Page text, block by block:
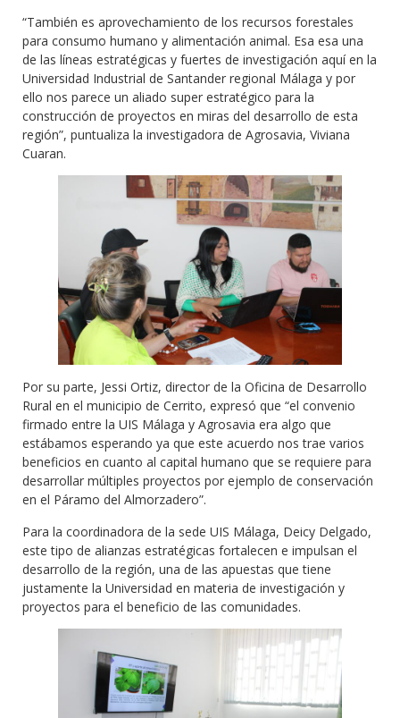
“También es aprovechamiento de los recursos forestales
para consumo humano y alimentación animal. Esa esa una
de las líneas estratégicas y fuertes de investigación aquí en la
Universidad Industrial de Santander regional Málaga y por
ello nos parece un aliado super estratégico para la
construcción de proyectos en miras del desarrollo de esta
región”, puntualiza la investigadora de Agrosavia, Viviana
Cuaran.
Por su parte, Jessi Ortiz, director de la Oficina de Desarrollo
Rural en el municipio de Cerrito, expresó que “el convenio
firmado entre la UIS Málaga y Agrosavia era algo que
estábamos esperando ya que este acuerdo nos trae varios
beneficios en cuanto al capital humano que se requiere para
desarrollar múltiples proyectos por ejemplo de conservación
en el Páramo del Almorzadero”.
Para la coordinadora de la sede UIS Málaga, Deicy Delgado,
este tipo de alianzas estratégicas fortalecen e impulsan el
desarrollo de la región, una de las apuestas que tiene
justamente la Universidad en materia de investigación y
proyectos para el beneficio de las comunidades.